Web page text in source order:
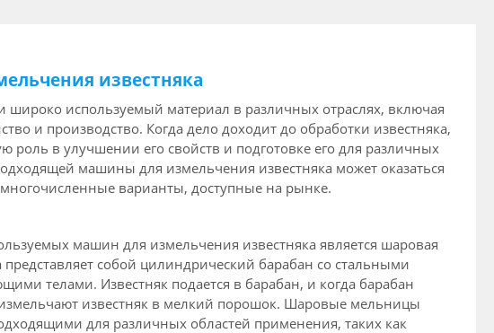
известняка
используемый материал в различных отраслях, включая
и производство. Когда дело доходит до обработки известняка,
роль в улучшении его свойств и подготовке его для различных
машины для измельчения известняка может оказаться
варианты, доступные на рынке.
машин для измельчения известняка является шаровая
собой цилиндрический барабан со стальными
телами. Известняк подается в барабан, и когда барабан
известняк в мелкий порошок. Шаровые мельницы
для различных областей применения, таких как